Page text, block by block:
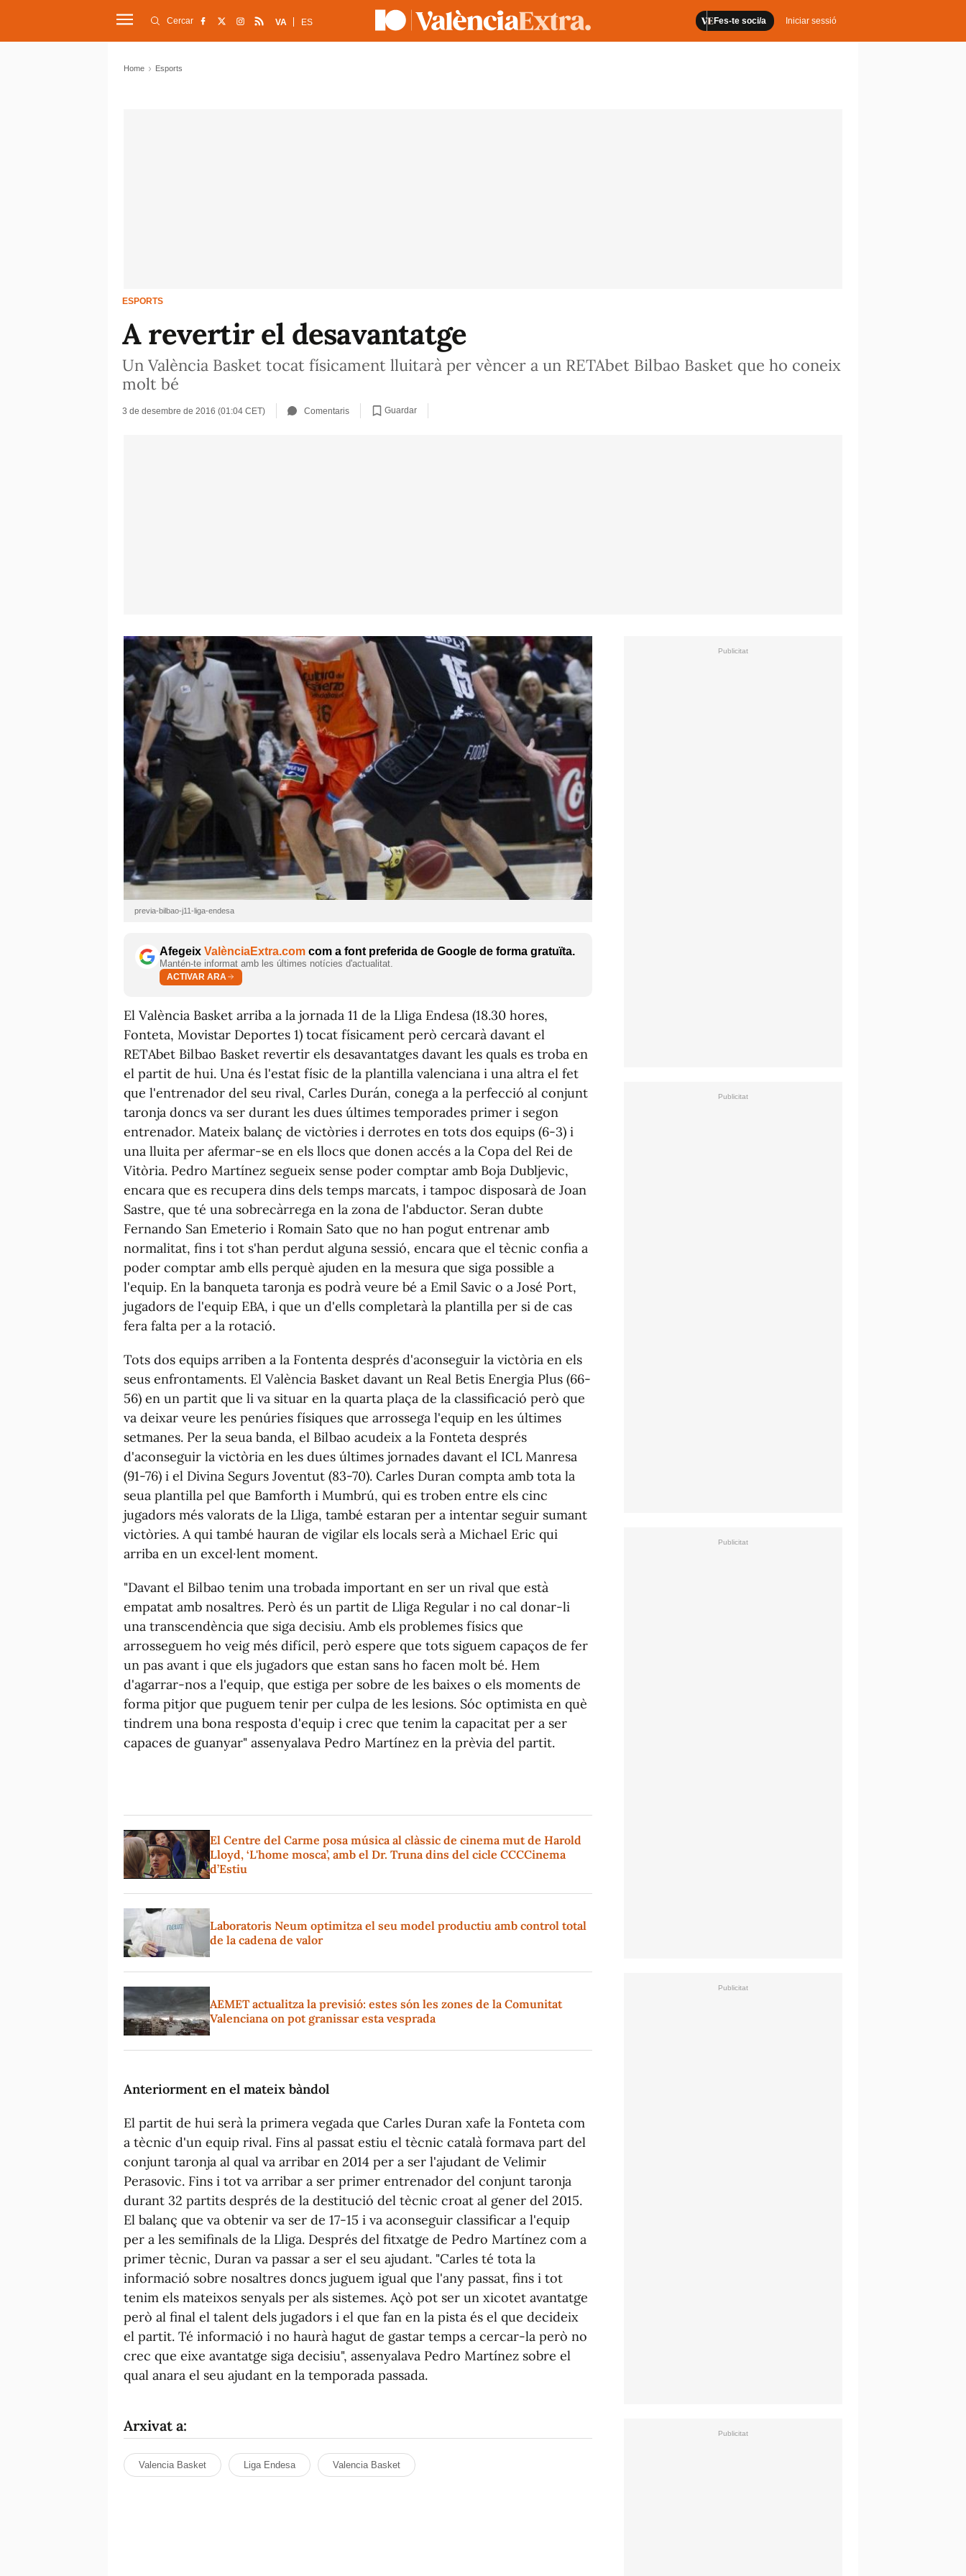
Fes-te soci/a Iniciar sessió
Cercar VA ES
Home Esports
ESPORTS
A revertir el desavantatge
Un València Basket tocat físicament lluitarà per vèncer a un RETAbet Bilbao Basket que ho coneix
molt bé
3 de desembre de 2016 (01:04 CET) Comentaris Guardar
previa-bilbao-j11-liga-endesa
Afegeix ValènciaExtra.com com a font preferida de Google de forma gratuïta.
Mantén-te informat amb les últimes notícies d'actualitat.
ACTIVAR ARA
El València Basket arriba a la jornada 11 de la Lliga Endesa (18.30 hores,
Fonteta, Movistar Deportes 1) tocat físicament però cercarà davant el
RETAbet Bilbao Basket revertir els desavantatges davant les quals es troba en
el partit de hui. Una és l'estat físic de la plantilla valenciana i una altra el fet
que l'entrenador del seu rival, Carles Durán, conega a la perfecció al conjunt
taronja doncs va ser durant les dues últimes temporades primer i segon
entrenador. Mateix balanç de victòries i derrotes en tots dos equips (6-3) i
una lluita per afermar-se en els llocs que donen accés a la Copa del Rei de
Vitòria. Pedro Martínez segueix sense poder comptar amb Boja Dubljevic,
encara que es recupera dins dels temps marcats, i tampoc disposarà de Joan
Sastre, que té una sobrecàrrega en la zona de l'abductor. Seran dubte
Fernando San Emeterio i Romain Sato que no han pogut entrenar amb
normalitat, fins i tot s'han perdut alguna sessió, encara que el tècnic confia a
poder comptar amb ells perquè ajuden en la mesura que siga possible a
l'equip. En la banqueta taronja es podrà veure bé a Emil Savic o a José Port,
jugadors de l'equip EBA, i que un d'ells completarà la plantilla per si de cas
fera falta per a la rotació.
Tots dos equips arriben a la Fontenta després d'aconseguir la victòria en els
seus enfrontaments. El València Basket davant un Real Betis Energia Plus (66-
56) en un partit que li va situar en la quarta plaça de la classificació però que
va deixar veure les penúries físiques que arrossega l'equip en les últimes
setmanes. Per la seua banda, el Bilbao acudeix a la Fonteta després
d'aconseguir la victòria en les dues últimes jornades davant el ICL Manresa
(91-76) i el Divina Segurs Joventut (83-70). Carles Duran compta amb tota la
seua plantilla pel que Bamforth i Mumbrú, qui es troben entre els cinc
jugadors més valorats de la Lliga, també estaran per a intentar seguir sumant
victòries. A qui també hauran de vigilar els locals serà a Michael Eric qui
arriba en un excel·lent moment.
"Davant el Bilbao tenim una trobada important en ser un rival que està
empatat amb nosaltres. Però és un partit de Lliga Regular i no cal donar-li
una transcendència que siga decisiu. Amb els problemes físics que
arrosseguem ho veig més difícil, però espere que tots siguem capaços de fer
un pas avant i que els jugadors que estan sans ho facen molt bé. Hem
d'agarrar-nos a l'equip, que estiga per sobre de les baixes o els moments de
forma pitjor que puguem tenir per culpa de les lesions. Sóc optimista en què
tindrem una bona resposta d'equip i crec que tenim la capacitat per a ser
capaces de guanyar" assenyalava Pedro Martínez en la prèvia del partit.
El Centre del Carme posa música al clàssic de cinema mut de Harold
Lloyd, ‘L'home mosca’, amb el Dr. Truna dins del cicle CCCCinema
d’Estiu
Laboratoris Neum optimitza el seu model productiu amb control total
de la cadena de valor
AEMET actualitza la previsió: estes són les zones de la Comunitat
Valenciana on pot granissar esta vesprada
Anteriorment en el mateix bàndol
El partit de hui serà la primera vegada que Carles Duran xafe la Fonteta com
a tècnic d'un equip rival. Fins al passat estiu el tècnic català formava part del
conjunt taronja al qual va arribar en 2014 per a ser l'ajudant de Velimir
Perasovic. Fins i tot va arribar a ser primer entrenador del conjunt taronja
durant 32 partits després de la destitució del tècnic croat al gener del 2015.
El balanç que va obtenir va ser de 17-15 i va aconseguir classificar a l'equip
per a les semifinals de la Lliga. Després del fitxatge de Pedro Martínez com a
primer tècnic, Duran va passar a ser el seu ajudant. "Carles té tota la
informació sobre nosaltres doncs juguem igual que l'any passat, fins i tot
tenim els mateixos senyals per als sistemes. Açò pot ser un xicotet avantatge
però al final el talent dels jugadors i el que fan en la pista és el que decideix
el partit. Té informació i no haurà hagut de gastar temps a cercar-la però no
crec que eixe avantatge siga decisiu", assenyalava Pedro Martínez sobre el
qual anara el seu ajudant en la temporada passada.
Arxivat a:
Valencia Basket Liga Endesa Valencia Basket